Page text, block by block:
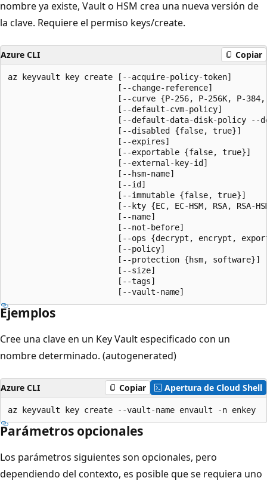
nombre ya existe, Vault o HSM crea una nueva versión de
la clave. Requiere el permiso keys/create.
Azure CLI Copiar
az keyvault key create [--acquire-policy-token]
                       [--change-reference]
[--curve {P-256, P-256K, P-
                       [--default-cvm-policy]
[--default-data-disk-policy --
                       [--disabled {false, true}]
                       [--expires]
                       [--exportable {false, true}]
                       [--external-key-id]
                       [--hsm-name]
                       [--id]
                       [--immutable {false, true}]
[--kty {EC, EC-HSM, RSA, RSA-
                       [--name]
                       [--not-before]
[--ops {decrypt, encrypt,
                       [--policy]
                       [--protection {hsm, software}]
                       [--size]
                       [--tags]
                       [--vault-name]
Ejemplos
Cree una clave en un Key Vault especificado con un
nombre determinado. (autogenerated)
Azure CLI Copiar Apertura de Cloud Shell
az keyvault key create --vault-name envault -n enkey
Parámetros opcionales
Los parámetros siguientes son opcionales, pero
dependiendo del contexto, es posible que se requiera uno